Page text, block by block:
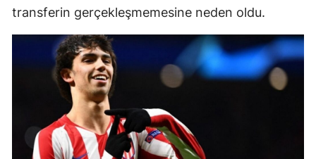
transferin gerçekleşmemesine neden oldu.